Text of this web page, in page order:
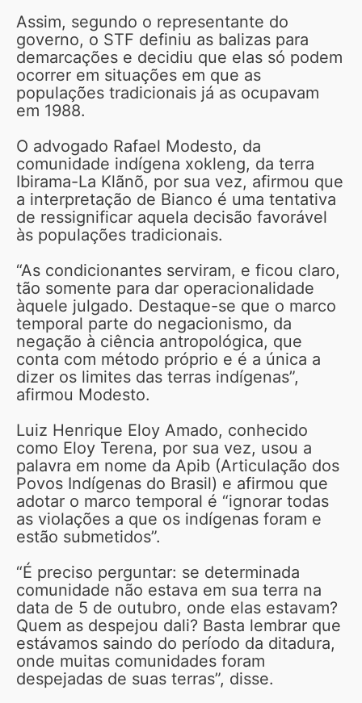
Assim, segundo o representante do
governo, o STF definiu as balizas para
demarcações e decidiu que elas só podem
ocorrer em situações em que as
populações tradicionais já as ocupavam
em 1988.
O advogado Rafael Modesto, da
comunidade indígena xokleng, da terra
Ibirama-La Klãnõ, por sua vez, afirmou que
a interpretação de Bianco é uma tentativa
de ressignificar aquela decisão favorável
às populações tradicionais.
“As condicionantes serviram, e ficou claro,
tão somente para dar operacionalidade
àquele julgado. Destaque-se que o marco
temporal parte do negacionismo, da
negação à ciência antropológica, que
conta com método próprio e é a única a
dizer os limites das terras indígenas”,
afirmou Modesto.
Luiz Henrique Eloy Amado, conhecido
como Eloy Terena, por sua vez, usou a
palavra em nome da Apib (Articulação dos
Povos Indígenas do Brasil) e afirmou que
adotar o marco temporal é “ignorar todas
as violações a que os indígenas foram e
estão submetidos”.
“É preciso perguntar: se determinada
comunidade não estava em sua terra na
data de 5 de outubro, onde elas estavam?
Quem as despejou dali? Basta lembrar que
estávamos saindo do período da ditadura,
onde muitas comunidades foram
despejadas de suas terras”, disse.